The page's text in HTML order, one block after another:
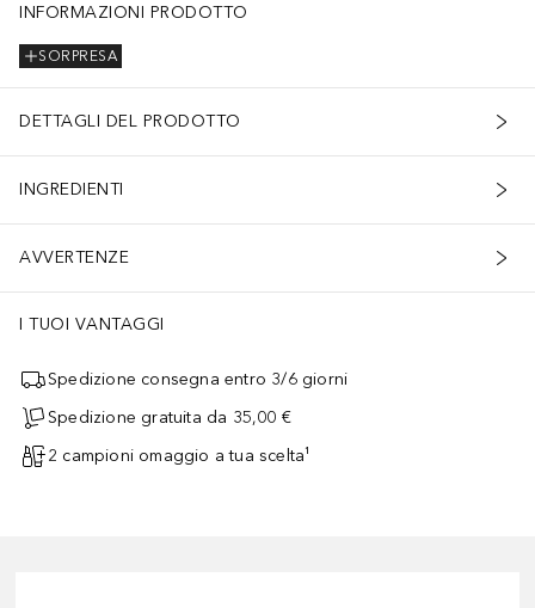
INFORMAZIONI PRODOTTO
SORPRESA
DETTAGLI DEL PRODOTTO
INGREDIENTI
AVVERTENZE
I TUOI VANTAGGI
Spedizione consegna entro 3/6 giorni
Spedizione gratuita da 35,00 €
2 campioni omaggio a tua scelta¹